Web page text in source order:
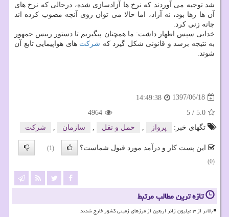
شد توجیه می آوردند كه نرخ ها آزادسازی شده، درحالی كه نرخ های
آن ها رها بود، نه آزاد، اما حالا می توان روی آنچه مصوب كرده اند
چانه زنی كرد.
خدایی سپس اظهار داشت: ما همچنان پیگیریم تا دستور رییس جمهور
به نتیجه برسد و قانونی شكل گیرد كه شركت های هواپیمایی تابع آن
شوند.
1397/06/18
14:49:38
5.0
/
5
4964
تگهای خبر:
پرواز , حمل و نقل , سازمان , شركت
این پست کار و درآمد مورد قبول شماست؟
(1)
(0)
تازه ترین مطالب مرتبط
بالاتر از ۳ میلیون زائر اربعین از مرزهای زمینی کشور خارج شدند